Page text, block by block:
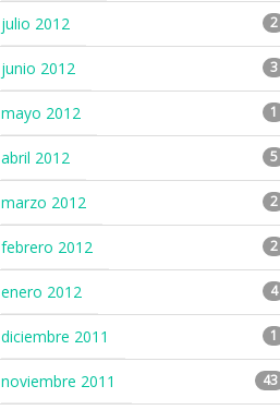
julio 2012 2
junio 2012 3
mayo 2012 1
abril 2012 5
marzo 2012 2
febrero 2012 2
enero 2012 4
diciembre 2011 1
noviembre 2011 43